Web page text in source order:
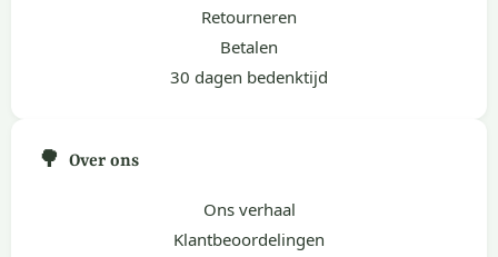
Retourneren
Betalen
30 dagen bedenktijd
🌳 Over ons
Ons verhaal
Klantbeoordelingen